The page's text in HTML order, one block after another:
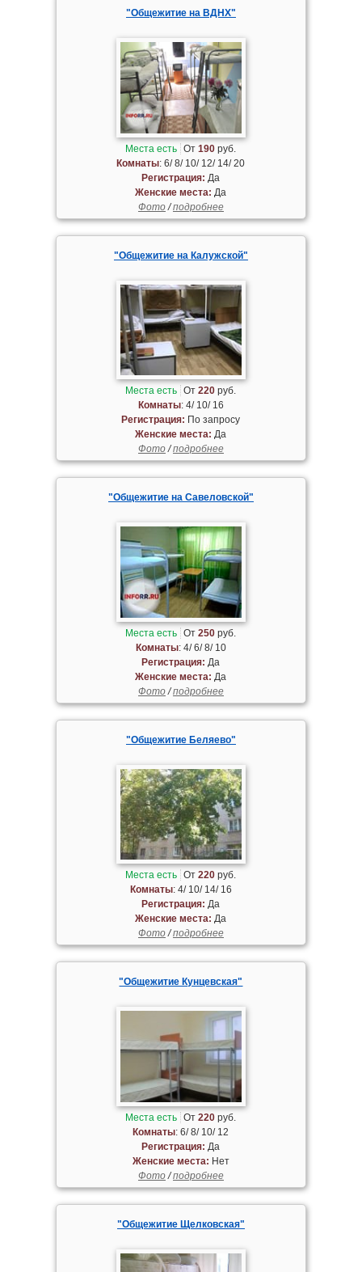
"Общежитие на ВДНХ"
Места есть От190 руб.
Комнаты: 6/ 8/ 10/ 12/ 14/ 20
Регистрация: Да
Женские места: Да
Фото/подробнее
"Общежитие на Калужской"
Места есть От220 руб.
Комнаты: 4/ 10/ 16
Регистрация: По запросу
Женские места: Да
Фото/подробнее
"Общежитие на Савеловской"
Места есть От250 руб.
Комнаты: 4/ 6/ 8/ 10
Регистрация: Да
Женские места: Да
Фото/подробнее
"Общежитие Беляево"
Места есть От220 руб.
Комнаты: 4/ 10/ 14/ 16
Регистрация: Да
Женские места: Да
Фото/подробнее
"Общежитие Кунцевская"
Места есть От220 руб.
Комнаты: 6/ 8/ 10/ 12
Регистрация: Да
Женские места: Нет
Фото/подробнее
"Общежитие Щелковская"